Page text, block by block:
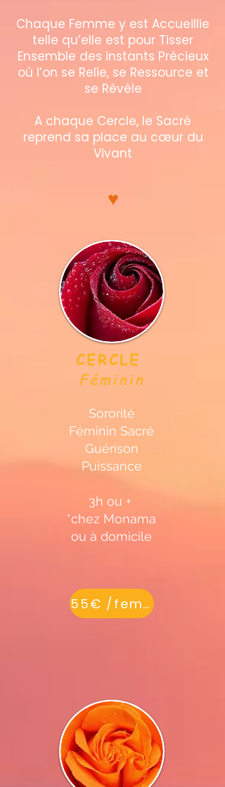
Chaque Femme y est Accueillie
telle qu’elle est pour Tisser
Ensemble des instants Précieux
où l’on se Relie, se Ressource et
se Révèle
A chaque Cercle, le Sacré
reprend sa place au cœur du
Vivant
♥
CERCLE
Féminin
Sororité
Féminin Sacré
Guérison
Puissance​
3h ou + ​
*chez Monama
ou à domicile
55€ /femme